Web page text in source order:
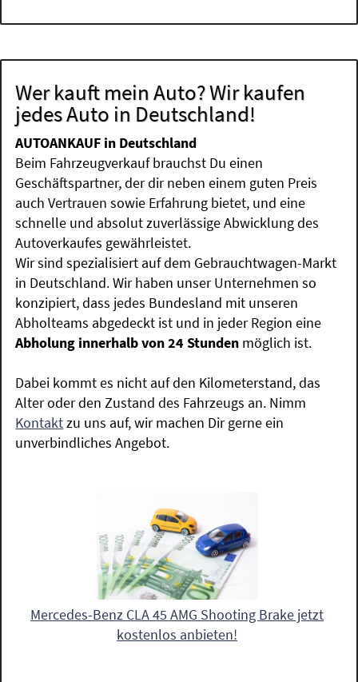
Wer kauft mein Auto? Wir kaufen
jedes Auto in Deutschland!
AUTOANKAUF in Deutschland
Beim Fahrzeugverkauf brauchst Du einen
Geschäftspartner, der dir neben einem guten Preis
auch Vertrauen sowie Erfahrung bietet, und eine
schnelle und absolut zuverlässige Abwicklung des
Autoverkaufes gewährleistet.
Wir sind spezialisiert auf dem Gebrauchtwagen-Markt
in Deutschland. Wir haben unser Unternehmen so
konzipiert, dass jedes Bundesland mit unseren
Abholteams abgedeckt ist und in jeder Region eine
Abholung innerhalb von 24 Stunden möglich ist.
Dabei kommt es nicht auf den Kilometerstand, das
Alter oder den Zustand des Fahrzeugs an. Nimm
Kontaktzu uns auf, wir machen Dir gerne ein
unverbindliches Angebot.
Mercedes-Benz CLA 45 AMG Shooting Brake jetzt
kostenlos anbieten!